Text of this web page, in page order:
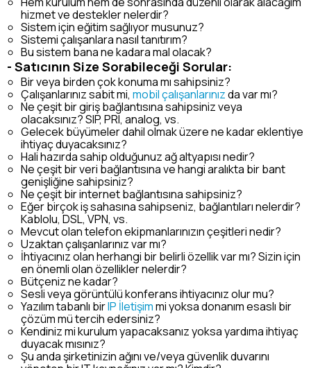
hizmet ve destekler nelerdir?
Sistem için eğitim sağlıyor musunuz?
Sistemi çalışanlara nasıl tanıtırım?
Bu sistem bana ne kadara mal olacak?
- Satıcının Size Sorabileceği Sorular:
Bir veya birden çok konuma mı sahipsiniz?
Çalışanlarınız sabit mi, mobil çalışanlarınızda var mı?
Ne çeşit bir giriş bağlantısına sahipsiniz veya
olacaksınız? SIP, PRI, analog, vs.
Gelecek büyümeler dahil olmak üzere ne kadar eklentiye
ihtiyaç duyacaksınız?
Hali hazırda sahip olduğunuz ağ altyapısı nedir?
Ne çeşit bir veri bağlantısına ve hangi aralıkta bir bant
genişliğine sahipsiniz?
Ne çeşit bir internet bağlantısına sahipsiniz?
Eğer birçok iş sahasına sahipseniz, bağlantıları nelerdir?
Kablolu, DSL, VPN, vs.
Mevcut olan telefon ekipmanlarınızın çeşitleri nedir?
Uzaktan çalışanlarınız var mı?
İhtiyacınız olan herhangi bir belirli özellik var mı? Sizin için
en önemli olan özellikler nelerdir?
Bütçeniz ne kadar?
Sesli veya görüntülü konferans ihtiyacınız olur mu?
Yazılım tabanlı birIP İletişimmi yoksa donanım esaslı bir
çözüm mü tercih edersiniz?
Kendiniz mi kurulum yapacaksanız yoksa yardıma ihtiyaç
duyacak mısınız?
Şu anda şirketinizin ağını ve/veya güvenlik duvarını